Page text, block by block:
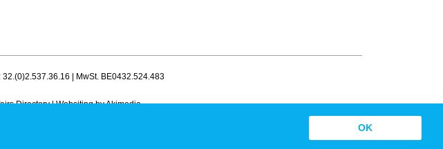
OK
| MwSt. BE0432.524.483
Directory |Websiting by Akimedia